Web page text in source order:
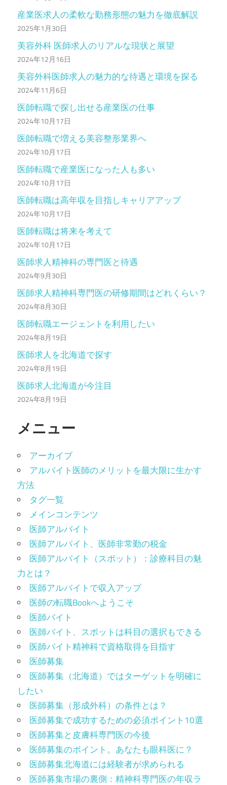
産業医求人の柔軟な勤務形態の魅力を徹底解説
2025年1月30日
美容外科 医師求人のリアルな現状と展望
2024年12月16日
美容外科医師求人の魅力的な待遇と環境を探る
2024年11月6日
医師転職で探し出せる産業医の仕事
2024年10月17日
医師転職で増える美容整形業界へ
2024年10月17日
医師転職で産業医になった人も多い
2024年10月17日
医師転職は高年収を目指しキャリアアップ
2024年10月17日
医師転職は将来を考えて
2024年10月17日
医師求人精神科の専門医と待遇
2024年9月30日
医師求人精神科専門医の研修期間はどれくらい？
2024年8月30日
医師転職エージェントを利用したい
2024年8月19日
医師求人を北海道で探す
2024年8月19日
医師求人北海道が今注目
2024年8月19日
メニュー
アーカイブ
アルバイト医師のメリットを最大限に生かす
方法
タグ一覧
メインコンテンツ
医師アルバイト
医師アルバイト、医師非常勤の税金
医師アルバイト（スポット）：診療科目の魅
力とは？
医師アルバイトで収入アップ
医師の転職Bookへようこそ
医師バイト
医師バイト、スポットは科目の選択もできる
医師バイト精神科で資格取得を目指す
医師募集
医師募集（北海道）ではターゲットを明確に
したい
医師募集（形成外科）の条件とは？
医師募集で成功するための必須ポイント10選
医師募集と皮膚科専門医の今後
医師募集のポイント。あなたも眼科医に？
医師募集北海道には経験者が求められる
医師募集市場の裏側：精神科専門医の年収ラ